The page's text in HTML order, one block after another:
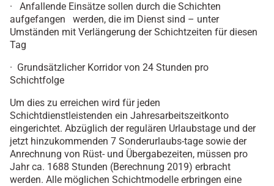
· Anfallende Einsätze sollen durch die Schichten
aufgefangen werden, die im Dienst sind – unter
Umständen mit Verlängerung der Schichtzeiten für diesen
Tag
· Grundsätzlicher Korridor von 24 Stunden pro
Schichtfolge
Um dies zu erreichen wird für jeden
Schichtdienstleistenden ein Jahresarbeitszeitkonto
eingerichtet. Abzüglich der regulären Urlaubstage und der
jetzt hinzukommenden 7 Sonderurlaubs-tage sowie der
Anrechnung von Rüst- und Übergabezeiten, müssen pro
Jahr ca. 1688 Stunden (Berechnung 2019) erbracht
werden. Alle möglichen Schichtmodelle erbringen eine